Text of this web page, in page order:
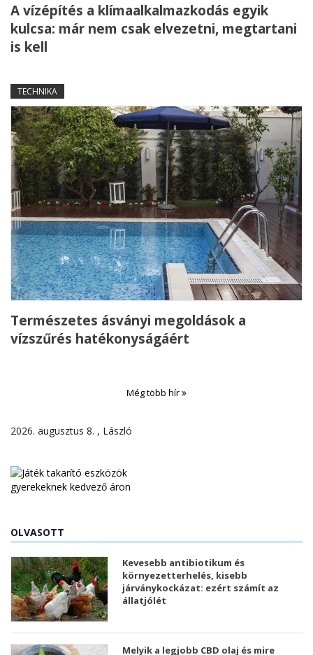
A vízépítés a klímaalkalmazkodás egyik
kulcsa: már nem csak elvezetni, megtartani
is kell
TECHNIKA
Természetes ásványi megoldások a
vízszűrés hatékonyságáért
Még több hír
2026. augusztus 8. , László
OLVASOTT
Kevesebb antibiotikum és
környezetterhelés, kisebb
járványkockázat: ezért számít az
állatjólét
Melyik a legjobb CBD olaj és mire